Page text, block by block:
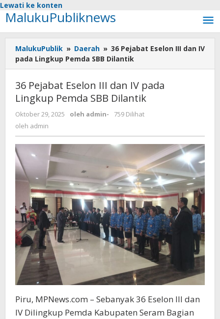
Lewati ke konten
MalukuPubliknews
MalukuPublik » Daerah » 36 Pejabat Eselon III dan IV
pada Lingkup Pemda SBB Dilantik
36 Pejabat Eselon III dan IV pada
Lingkup Pemda SBB Dilantik
Oktober 29, 2025 oleh admin-
759 Dilihat
oleh admin
Piru, MPNews.com – Sebanyak 36 Eselon III dan
IV Dilingkup Pemda Kabupaten Seram Bagian